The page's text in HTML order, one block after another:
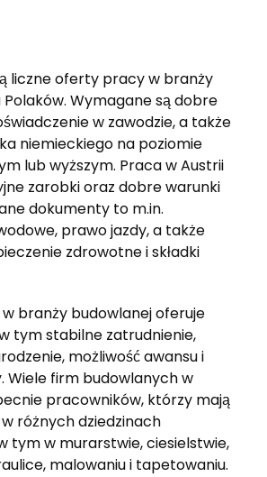
liczne oferty pracy w branży
Wymagane są dobre
w zawodzie, a także
niemieckiego na poziomie
lub wyższym. Praca w Austrii
zarobki oraz dobre warunki
dokumenty to m.in.
prawo jazdy, a także
zdrowotne i składki
w branży budowlanej oferuje
tym stabilne zatrudnienie,
możliwość awansu i
Wiele firm budowlanych w
pracowników, którzy mają
różnych dziedzinach
tym w murarstwie, ciesielstwie,
malowaniu i tapetowaniu.